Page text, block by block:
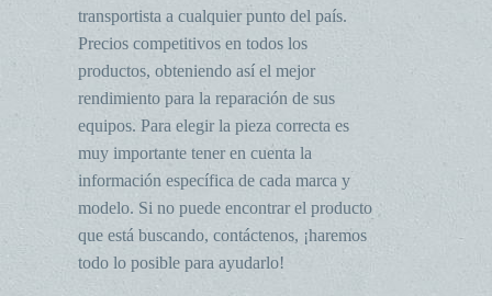
transportista a cualquier punto del país.
Precios competitivos en todos los
productos, obteniendo así el mejor
rendimiento para la reparación de sus
equipos. Para elegir la pieza correcta es
muy importante tener en cuenta la
información específica de cada marca y
modelo. Si no puede encontrar el producto
que está buscando, contáctenos, ¡haremos
todo lo posible para ayudarlo!